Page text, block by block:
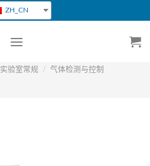
ZH_CN
实验室常规 / 气体检测与控制